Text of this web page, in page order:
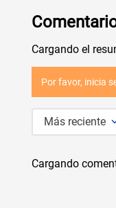
Cargando el
Por favor, inicia
Más reciente
Cargando